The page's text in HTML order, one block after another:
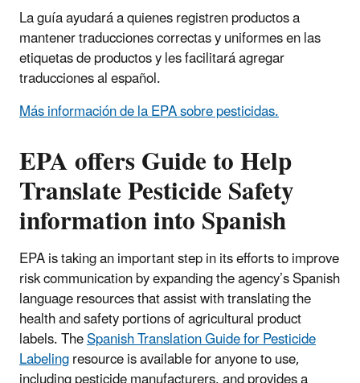
La guía ayudará a quienes registren productos a
mantener traducciones correctas y uniformes en las
etiquetas de productos y les facilitará agregar
traducciones al español.
Más información de la EPA sobre pesticidas.
EPA offers Guide to Help
Translate Pesticide Safety
information into Spanish
EPA is taking an important step in its efforts to improve
risk communication by expanding the agency’s Spanish
language resources that assist with translating the
health and safety portions of agricultural product
labels. TheSpanish Translation Guide for Pesticide
Labelingresource is available for anyone to use,